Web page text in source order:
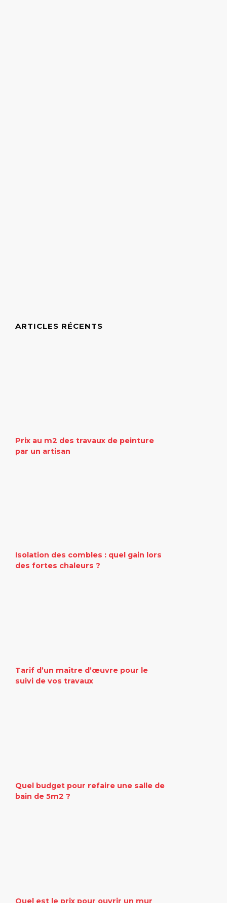
ARTICLES RÉCENTS
Prix au m2 des travaux de peinture
par un artisan
Isolation des combles : quel gain lors
des fortes chaleurs ?
Tarif d’un maître d’œuvre pour le
suivi de vos travaux
Quel budget pour refaire une salle de
bain de 5m2 ?
Quel est le prix pour ouvrir un mur